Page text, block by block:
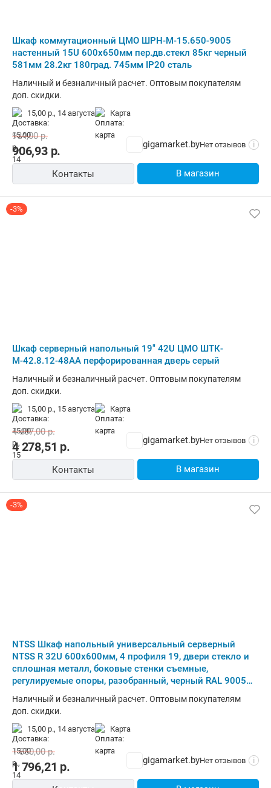
Шкаф коммутационный ЦМО ШРН-М-15.650-9005
настенный 15U 600x650мм пер.дв.стекл 85кг черный
581мм 28.2кг 180град. 745мм IP20 сталь
Наличный и безналичный расчет. Оптовым покупателям
доп. скидки.
15,00 р., 14 августа карта
906,93р.
934,00р.
gigamarket.byНет отзывов i
Контакты В магазин
-3%
Шкаф серверный напольный 19" 42U ЦМО ШТК-
М-42.8.12-48АА перфорированная дверь серый
Наличный и безналичный расчет. Оптовым покупателям
доп. скидки.
15,00 р., 15 августа карта
4 278,51 р.
4 407,00р.
gigamarket.byНет отзывов i
Контакты В магазин
-3%
NTSS Шкаф напольный универсальный серверный
NTSS R 32U 600х600мм, 4 профиля 19, двери стекло и
сплошная металл, боковые стенки съемные,
регулируемые опоры, разобранный, черный RAL 9005
NTSS-R32U6060GS (NTSS-R32U6060GS-BL)
Наличный и безналичный расчет. Оптовым покупателям
доп. скидки.
15,00 р., 14 августа карта
1 796,21 р.
1 850,00р.
gigamarket.byНет отзывов i